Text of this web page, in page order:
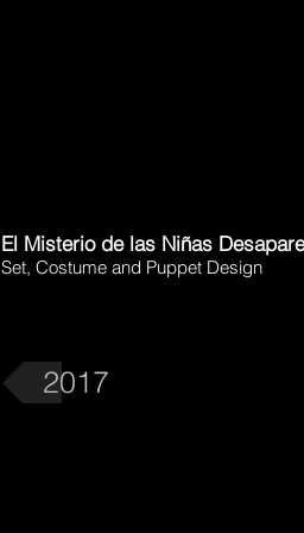
El Misterio de las Niñas
Set, Costume and Puppet Design
2017